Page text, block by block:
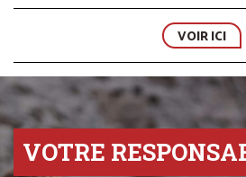
VOIR ICI
VOTRE